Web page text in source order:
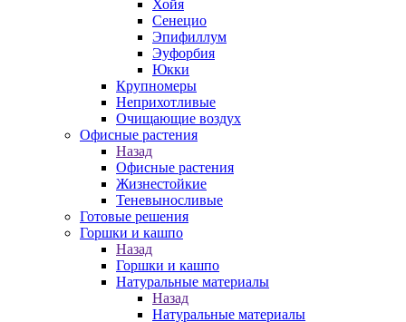
Хойя
Сенецио
Эпифиллум
Эуфорбия
Юкки
Крупномеры
Неприхотливые
Очищающие воздух
Офисные растения
Назад
Офисные растения
Жизнестойкие
Теневыносливые
Готовые решения
Горшки и кашпо
Назад
Горшки и кашпо
Натуральные материалы
Назад
Натуральные материалы